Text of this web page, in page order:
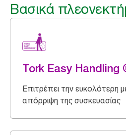
Βασικά
Tork Easy Handling
Επιτρέπει την ευκολότερη
απόρριψη της συσκευασίας